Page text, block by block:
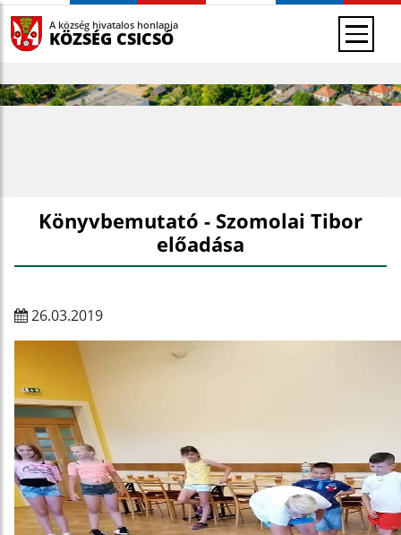
A község hivatalos honlapja
KÖZSÉG CSICSÓ
Könyvbemutató - Szomolai Tibor
előadása
26.03.2019